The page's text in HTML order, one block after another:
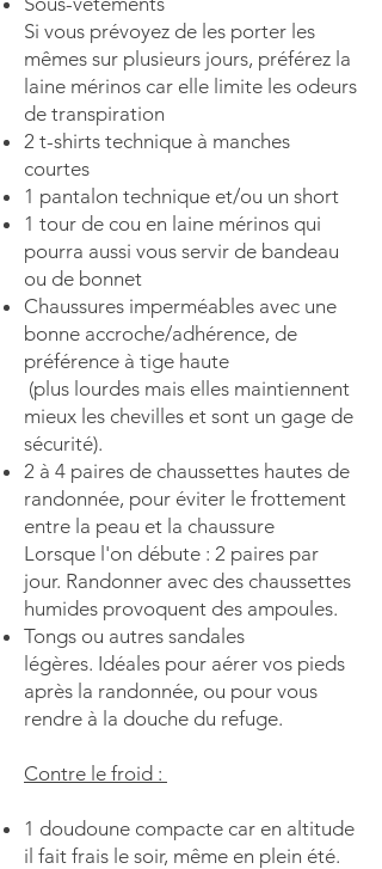
Si vous prévoyez de les porter les
mêmes sur plusieurs jours, préférez la
laine mérinos car elle limite les odeurs
de transpiration
2 t-shirts technique à manches
courtes
1 pantalon technique et/ou un short
1 tour de cou en laine mérinos qui
pourra aussi vous servir de bandeau
ou de bonnet
Chaussures imperméables avec une
bonne accroche/adhérence, de
préférence à tige haute
(plus lourdes mais elles maintiennent
mieux les chevilles et sont un gage de
sécurité).
2 à 4 paires de chaussettes hautes de
randonnée, pour éviter le frottement
entre la peau et la chaussure
Lorsque l'on débute : 2 paires par
jour. Randonner avec des chaussettes
humides provoquent des ampoules.
Tongs ou autres sandales
légères. Idéales pour aérer vos pieds
après la randonnée, ou pour vous
rendre à la douche du refuge.
Contre le froid :
1 doudoune compacte car en altitude
il fait frais le soir, même en plein été.